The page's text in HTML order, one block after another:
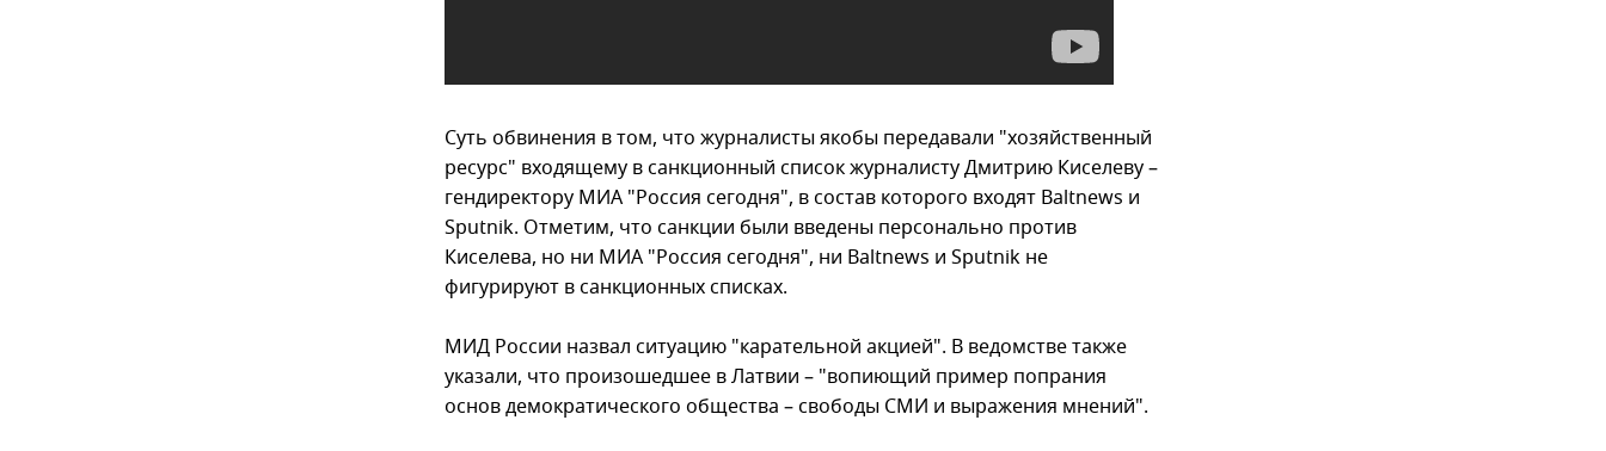
Суть обвинения в том, что журналисты якобы передавали "хозяйственный
ресурс" входящему в санкционный список журналисту Дмитрию Киселеву –
гендиректору МИА "Россия сегодня", в состав которого входят Baltnews и
Sputnik. Отметим, что санкции были введены персонально против
Киселева, но ни МИА "Россия сегодня", ни Baltnews и Sputnik не
фигурируют в санкционных списках.
МИД России назвал ситуацию "карательной акцией". В ведомстве также
указали, что произошедшее в Латвии – "вопиющий пример попрания
основ демократического общества – свободы СМИ и выражения мнений".